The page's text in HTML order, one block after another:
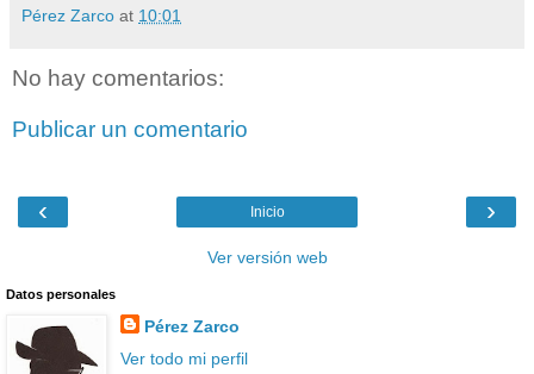
Pérez Zarco at 10:01
No hay comentarios:
Publicar un comentario
‹ ›
Inicio
Ver versión web
Datos personales
Pérez Zarco
Ver todo mi perfil